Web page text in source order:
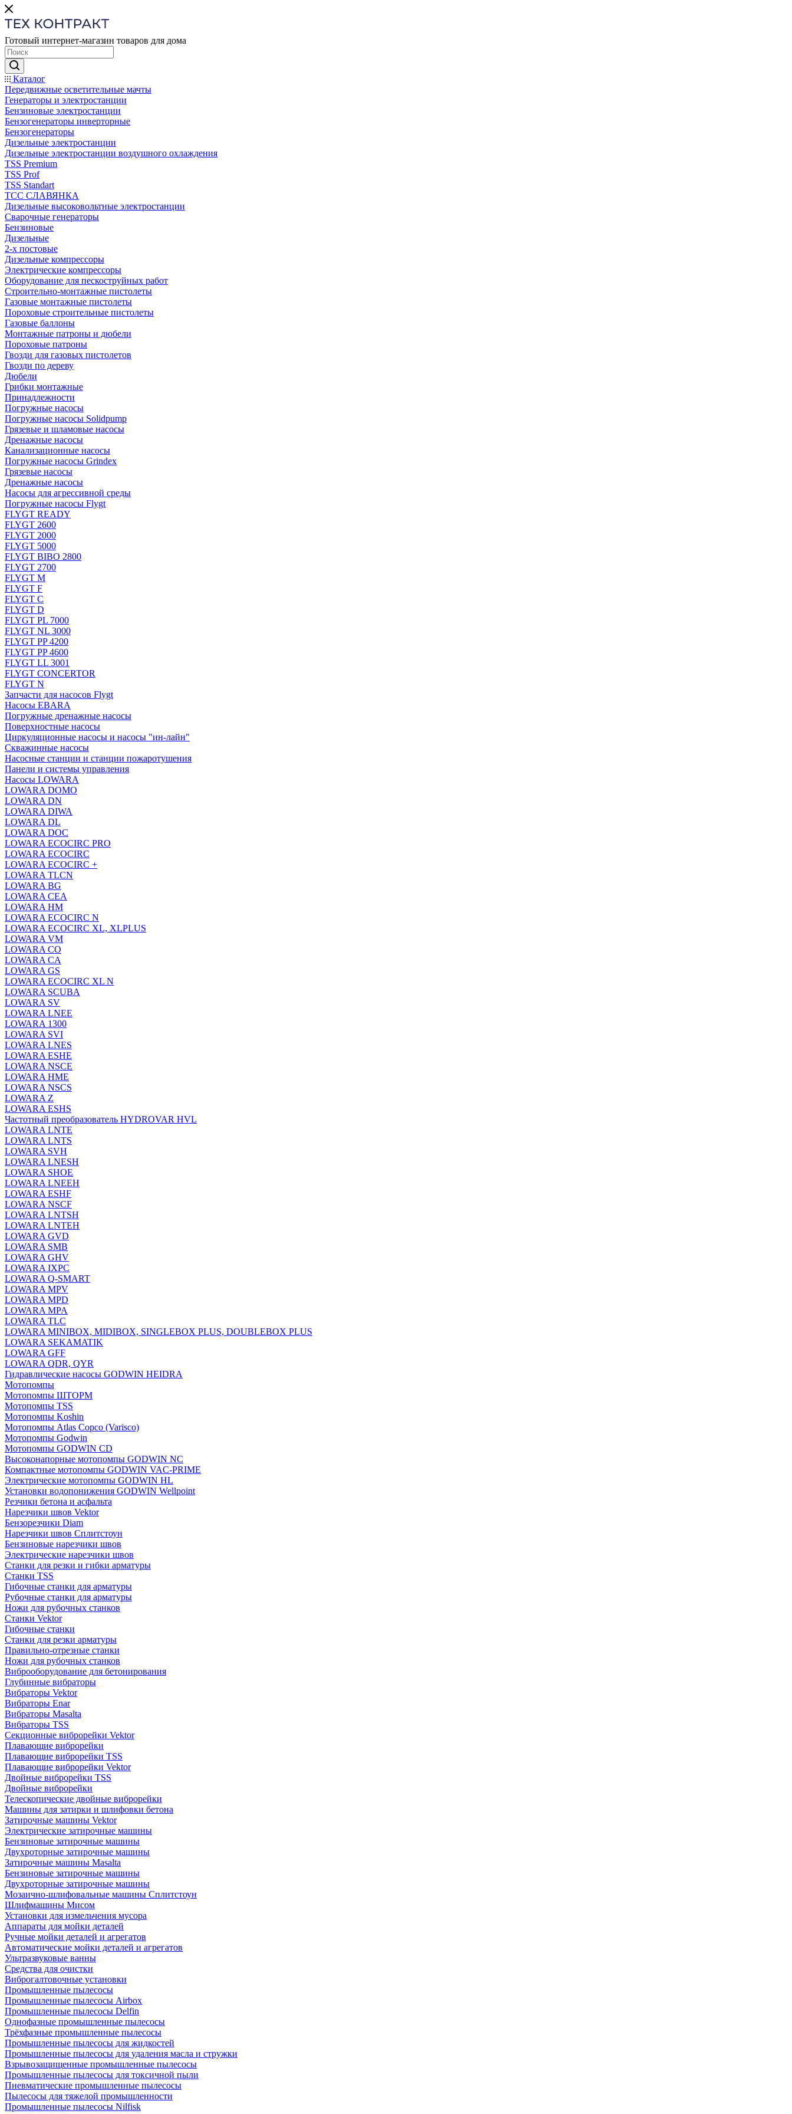
Готовый интернет-магазин товаров для дома
Каталог
Передвижные осветительные мачты
Генераторы и электростанции
Бензиновые электростанции
Бензогенераторы инверторные
Бензогенераторы
Дизельные электростанции
Дизельные электростанции воздушного охлаждения
TSS Premium
TSS Prof
TSS Standart
ТСС СЛАВЯНКА
Дизельные высоковольтные электростанции
Сварочные генераторы
Бензиновые
Дизельные
2-х постовые
Дизельные компрессоры
Электрические компрессоры
Оборудование для пескоструйных работ
Строительно-монтажные пистолеты
Газовые монтажные пистолеты
Пороховые строительные пистолеты
Газовые баллоны
Монтажные патроны и дюбели
Пороховые патроны
Гвозди для газовых пистолетов
Гвозди по дереву
Дюбели
Грибки монтажные
Принадлежности
Погружные насосы
Погружные насосы Solidpump
Грязевые и шламовые насосы
Дренажные насосы
Канализационные насосы
Погружные насосы Grindex
Грязевые насосы
Дренажные насосы
Насосы для агрессивной среды
Погружные насосы Flygt
FLYGT READY
FLYGT 2600
FLYGT 2000
FLYGT 5000
FLYGT BIBO 2800
FLYGT 2700
FLYGT M
FLYGT F
FLYGT C
FLYGT D
FLYGT PL 7000
FLYGT NL 3000
FLYGT PP 4200
FLYGT PP 4600
FLYGT LL 3001
FLYGT CONCERTOR
FLYGT N
Запчасти для насосов Flygt
Насосы EBARA
Погружные дренажные насосы
Поверхностные насосы
Циркуляционные насосы и насосы "ин-лайн"
Скважинные насосы
Насосные станции и станции пожаротушения
Панели и системы управления
Насосы LOWARA
LOWARA DOMO
LOWARA DN
LOWARA DIWA
LOWARA DL
LOWARA DOC
LOWARA ECOCIRC PRO
LOWARA ECOCIRC
LOWARA ECOCIRC +
LOWARA TLCN
LOWARA BG
LOWARA CEA
LOWARA HM
LOWARA ECOCIRC N
LOWARA ECOCIRC XL, XLPLUS
LOWARA VM
LOWARA CO
LOWARA CA
LOWARA GS
LOWARA ECOCIRC XL N
LOWARA SCUBA
LOWARA SV
LOWARA LNEE
LOWARA 1300
LOWARA SVI
LOWARA LNES
LOWARA ESHE
LOWARA NSCE
LOWARA HME
LOWARA NSCS
LOWARA Z
LOWARA ESHS
Частотный преобразователь HYDROVAR HVL
LOWARA LNTE
LOWARA LNTS
LOWARA SVH
LOWARA LNESH
LOWARA SHOE
LOWARA LNEEH
LOWARA ESHF
LOWARA NSCF
LOWARA LNTSH
LOWARA LNTEH
LOWARA GVD
LOWARA SMB
LOWARA GHV
LOWARA IXPС
LOWARA Q-SMART
LOWARA MPV
LOWARA MPD
LOWARA MPA
LOWARA TLC
LOWARA MINIBOX, MIDIBOX, SINGLEBOX PLUS, DOUBLEBOX PLUS
LOWARA SEKAMATIK
LOWARA GFF
LOWARA QDR, QYR
Гидравлические насосы GODWIN HEIDRA
Мотопомпы
Мотопомпы ШТОРМ
Мотопомпы TSS
Мотопомпы Koshin
Мотопомпы Atlas Copco (Varisco)
Мотопомпы Godwin
Мотопомпы GODWIN CD
Высоконапорные мотопомпы GODWIN NC
Компактные мотопомпы GODWIN VAC-PRIME
Электрические мотопомпы GODWIN HL
Установки водопонижения GODWIN Wellpoint
Резчики бетона и асфальта
Нарезчики швов Vektor
Бензорезчики Diam
Нарезчики швов Сплитстоун
Бензиновые нарезчики швов
Электрические нарезчики швов
Станки для резки и гибки арматуры
Станки TSS
Гибочные станки для арматуры
Рубочные станки для арматуры
Ножи для рубочных станков
Станки Vektor
Гибочные станки
Станки для резки арматуры
Правильно-отрезные станки
Ножи для рубочных станков
Виброоборудование для бетонирования
Глубинные вибраторы
Вибраторы Vektor
Вибраторы Enar
Вибраторы Masalta
Вибраторы TSS
Секционные виброрейки Vektor
Плавающие виброрейки
Плавающие виброрейки TSS
Плавающие виброрейки Vektor
Двойные виброрейки TSS
Двойные виброрейки
Телескопические двойные виброрейки
Машины для затирки и шлифовки бетона
Затирочные машины Vektor
Электрические затирочные машины
Бензиновые затирочные машины
Двухроторные затирочные машины
Затирочные машины Masalta
Бензиновые затирочные машины
Двухроторные затирочные машины
Мозаично-шлифовальные машины Сплитстоун
Шлифмашины Мисом
Установки для измельчения мусора
Аппараты для мойки деталей
Ручные мойки деталей и агрегатов
Автоматические мойки деталей и агрегатов
Ультразвуковые ванны
Средства для очистки
Виброгалтовочные установки
Промышленные пылесосы
Промышленные пылесосы Airbox
Промышленные пылесосы Delfin
Однофазные промышленные пылесосы
Трёхфазные промышленные пылесосы
Промышленные пылесосы для жидкостей
Промышленные пылесосы для удаления масла и стружки
Взрывозащищенные промышленные пылесосы
Промышленные пылесосы для токсичной пыли
Пневматические промышленные пылесосы
Пылесосы для тяжелой промышленности
Промышленные пылесосы Nilfisk